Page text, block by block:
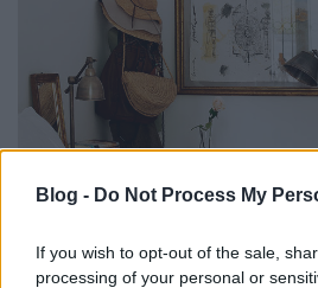
Blog - Do Not Process My
If you wish to opt-out of the sale,
processing of your personal or